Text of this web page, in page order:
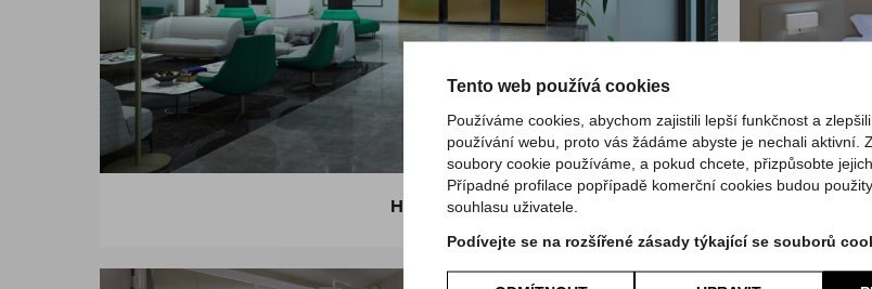
Tento web používá cookies
Používáme cookies, abychom zajistili lepší funkčnost a
používání webu, proto vás žádáme abyste je nechali aktivní.
soubory cookie používáme, a pokud chcete, přizpůsobte
Případné profilace popřípadě komerční cookies budou
souhlasu uživatele.
Podívejte se na rozšířené zásady týkající se souborů
Hala